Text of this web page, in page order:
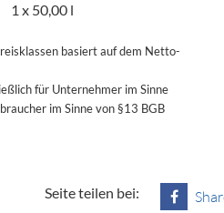
1 x 50,00 l
basiert auf dem Netto-
für Unternehmer im Sinne
im Sinne von §13 BGB
Seite teilen bei: